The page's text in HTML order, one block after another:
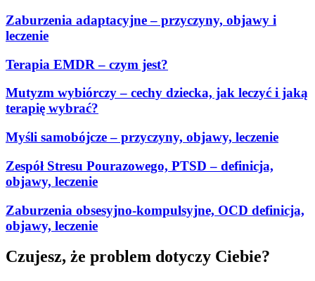
Zaburzenia adaptacyjne – przyczyny, objawy i
leczenie
Terapia EMDR – czym jest?
Mutyzm wybiórczy – cechy dziecka, jak leczyć i jaką
terapię wybrać?
Myśli samobójcze – przyczyny, objawy, leczenie
Zespół Stresu Pourazowego, PTSD – definicja,
objawy, leczenie
Zaburzenia obsesyjno-kompulsyjne, OCD definicja,
objawy, leczenie
Czujesz, że problem dotyczy Ciebie?